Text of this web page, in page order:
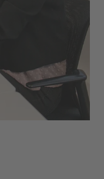
Die
macht mir
wie vor
der MBU E2